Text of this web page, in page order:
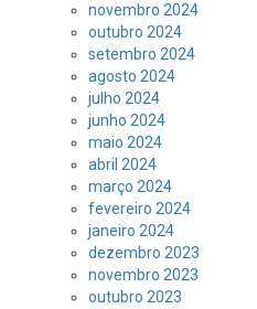
novembro 2024
outubro 2024
setembro 2024
agosto 2024
julho 2024
junho 2024
maio 2024
abril 2024
março 2024
fevereiro 2024
janeiro 2024
dezembro 2023
novembro 2023
outubro 2023